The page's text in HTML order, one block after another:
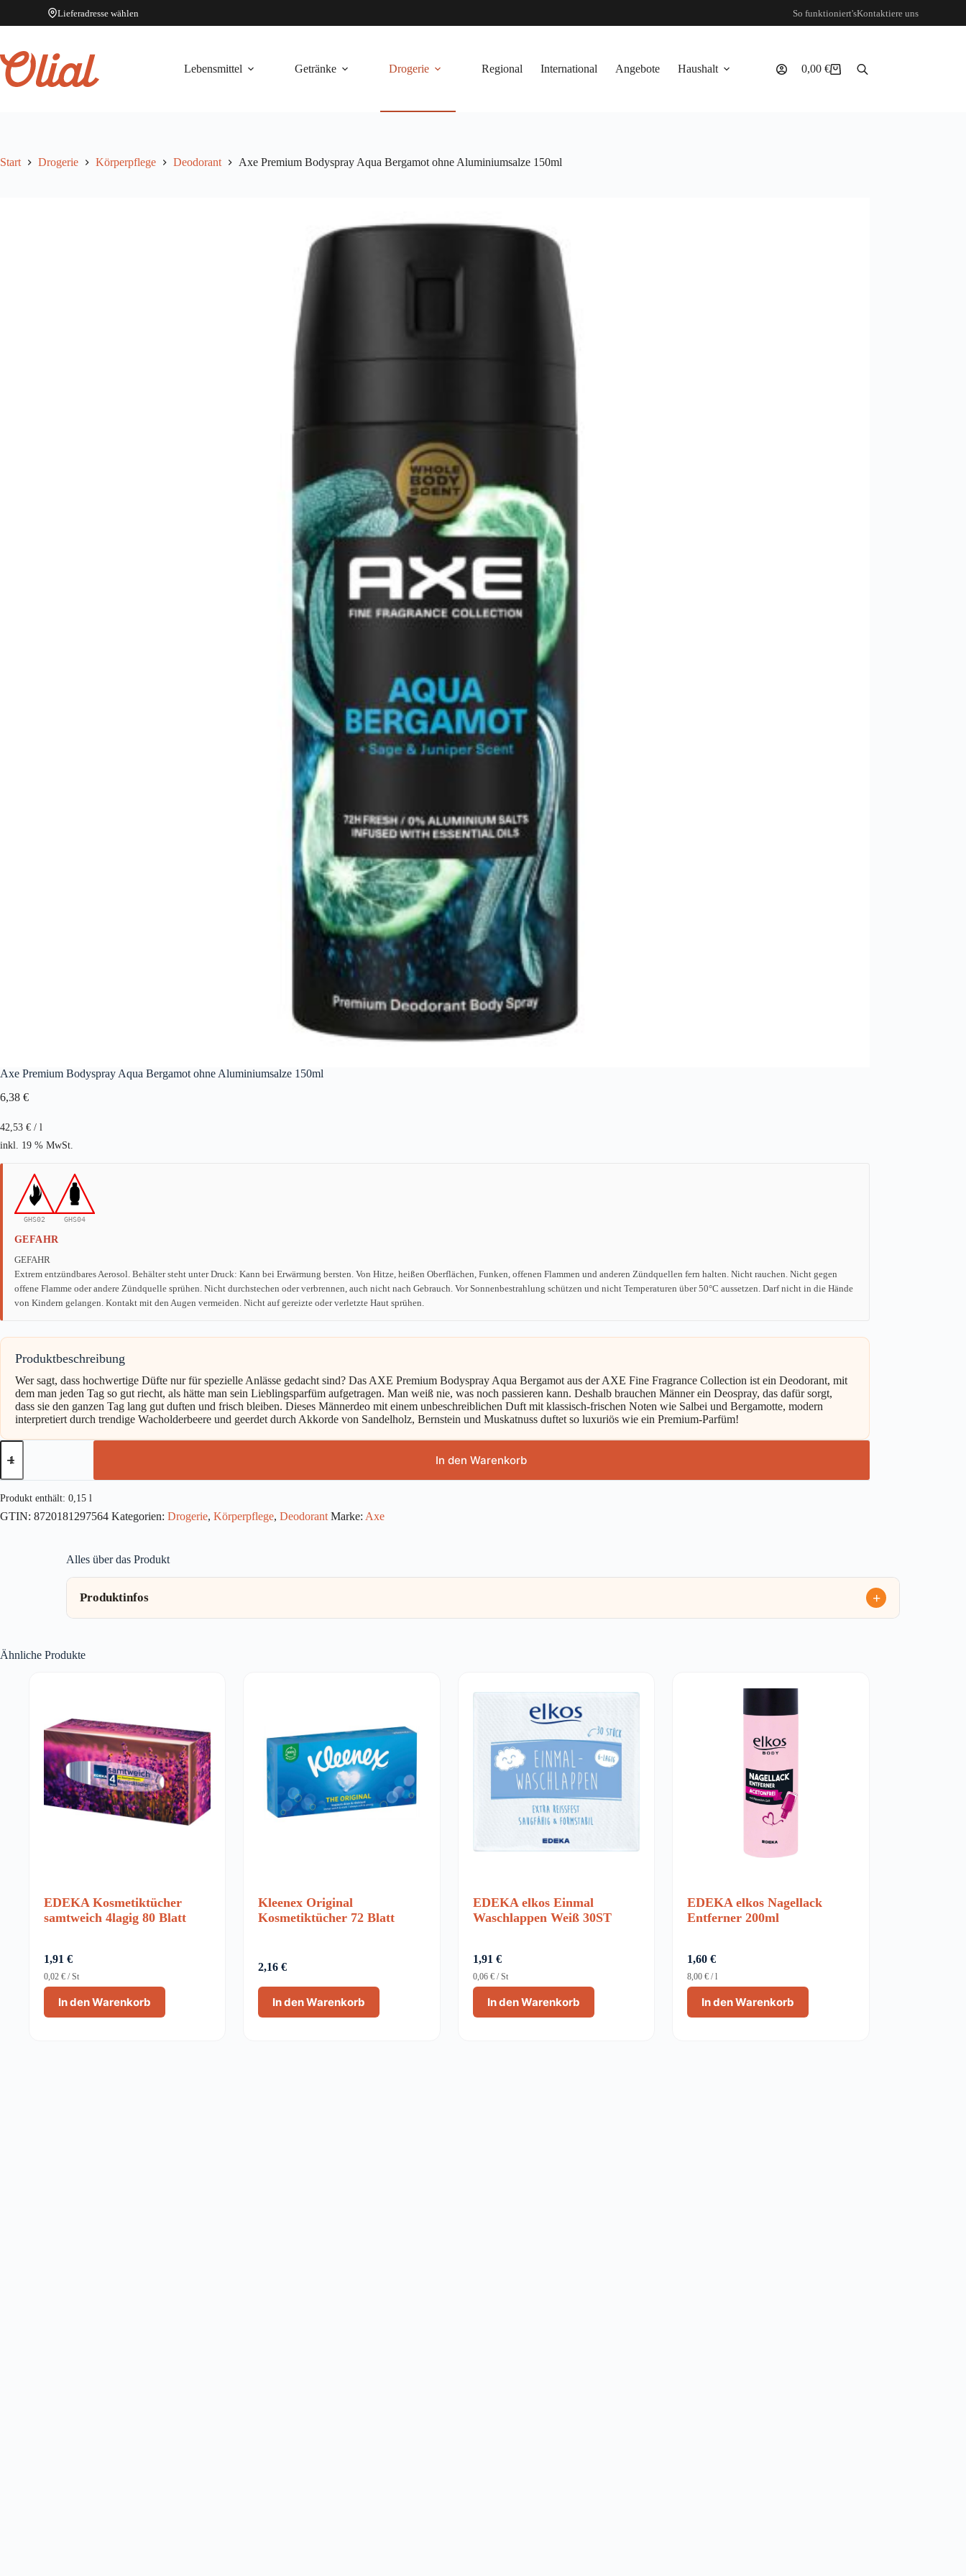
Lieferadresse wählen So funktioniert'sKontaktiere uns
springen
Lebensmittel
Getränke Drogerie Regional International Angebote Haushalt Warenkorb
0,00 €
Start Drogerie Körperpflege Deodorant Axe Premium Bodyspray Aqua Bergamot ohne Aluminiumsalze 150ml
Axe Premium Bodyspray Aqua Bergamot ohne Aluminiumsalze 150ml
6,38 €
42,53 € / l
inkl. 19 % MwSt.
GHS02 GHS04
GEFAHR
GEFAHR
Extrem entzündbares Aerosol. Behälter steht unter Druck: Kann bei Erwärmung bersten. Von Hitze, heißen Oberflächen, Funken, offenen Flammen und anderen Zündquellen fern halten. Nicht rauchen. Nicht gegen
offene Flamme oder andere Zündquelle sprühen. Nicht durchstechen oder verbrennen, auch nicht nach Gebrauch. Vor Sonnenbestrahlung schützen und nicht Temperaturen über 50°C aussetzen. Darf nicht in die Hände
von Kindern gelangen. Kontakt mit den Augen vermeiden. Nicht auf gereizte oder verletzte Haut sprühen.
Produktbeschreibung
Wer sagt, dass hochwertige Düfte nur für spezielle Anlässe gedacht sind? Das AXE Premium Bodyspray Aqua Bergamot aus der AXE Fine Fragrance Collection ist ein Deodorant, mit
dem man jeden Tag so gut riecht, als hätte man sein Lieblingsparfüm aufgetragen. Man weiß nie, was noch passieren kann. Deshalb brauchen Männer ein Deospray, das dafür sorgt,
dass sie den ganzen Tag lang gut duften und frisch bleiben. Dieses Männerdeo mit einem unbeschreiblichen Duft mit klassisch-frischen Noten wie Salbei und Bergamotte, modern
interpretiert durch trendige Wacholderbeere und geerdet durch Akkorde von Sandelholz, Bernstein und Muskatnuss duftet so luxuriös wie ein Premium-Parfüm!
Axe
Premium
Aqua
Bergamot
Aluminiumsalze
In den Warenkorb
Produkt enthält: 0,15 l
GTIN: 8720181297564 Kategorien: Drogerie, Körperpflege, Deodorant Marke: Axe
Alles über das Produkt
Produktinfos
Ähnliche Produkte
EDEKA Kosmetiktücher
samtweich 4lagig 80 Blatt
1,91 €
In den Warenkorb
0,02 € /St
Kleenex Original
Kosmetiktücher 72 Blatt
2,16€
In den Warenkorb
EDEKA elkos Einmal
Waschlappen Weiß 30ST
1,91 €
In den Warenkorb
0,06 €/St
EDEKA elkos Nagellack
Entferner 200ml
1,60€
In den Warenkorb
8,00€ /l